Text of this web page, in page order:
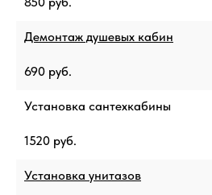
Демонтаж душевых кабин
690 руб.
Установка сантехкабины
1520 руб.
Установка унитазов